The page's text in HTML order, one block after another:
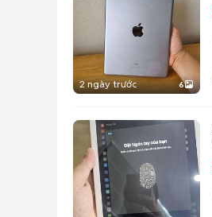
2 ngày trước 6